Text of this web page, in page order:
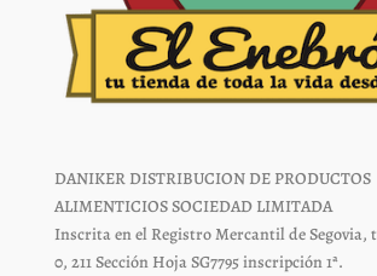
DANIKER DISTRIBUCION DE PRODUCTOS
ALIMENTICIOS SOCIEDAD LIMITADA
Inscrita en el Registro Mercantil de Segovia,
0, 211 Sección Hoja SG7795 inscripción 1ª.